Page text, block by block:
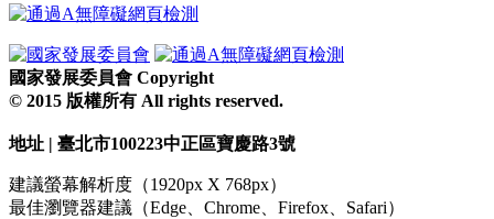
國家發展委員會 Copyright
© 2015 版權所有 All rights reserved.
地址 | 臺北市100223中正區寶慶路3號
建議螢幕解析度（1920px X 768px）
最佳瀏覽器建議（Edge、Chrome、Firefox、Safari）